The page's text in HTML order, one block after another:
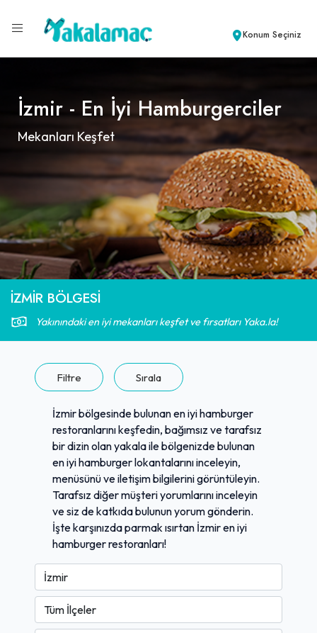
Konum Seçiniz
İzmir - En İyi Hamburgerciler
Mekanları Keşfet
İZMIR BÖLGESI
Yakınındaki en iyi mekanları keşfet ve fırsatları Yaka.la!
Filtre Sırala
İzmir bölgesinde bulunan en iyi hamburger
restoranlarını keşfedin, bağımsız ve tarafsız
bir dizin olan yakala ile bölgenizde bulunan
en iyi hamburger lokantalarını inceleyin,
menüsünü ve iletişim bilgilerini görüntüleyin.
Tarafsız diğer müşteri yorumlarını inceleyin
ve siz de katkıda bulunun yorum gönderin.
İşte karşınızda parmak ısırtan İzmir en iyi
hamburger restoranları!